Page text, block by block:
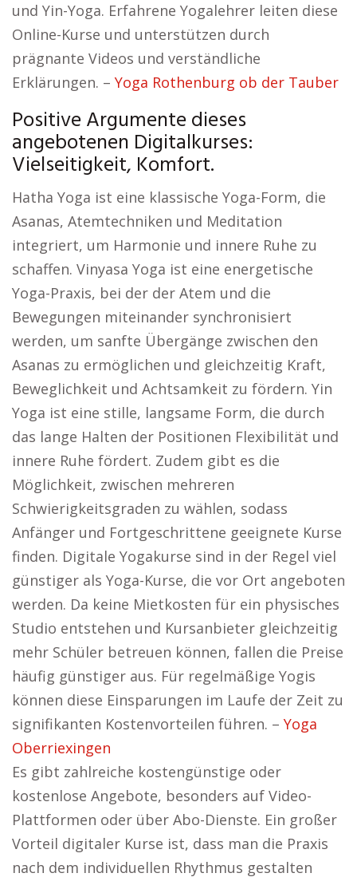
und Yin-Yoga. Erfahrene Yogalehrer leiten diese
Online-Kurse und unterstützen durch
prägnante Videos und verständliche
Erklärungen. – Yoga Rothenburg ob der Tauber
Positive Argumente dieses
angebotenen Digitalkurses:
Vielseitigkeit, Komfort.
Hatha Yoga ist eine klassische Yoga-Form, die
Asanas, Atemtechniken und Meditation
integriert, um Harmonie und innere Ruhe zu
schaffen. Vinyasa Yoga ist eine energetische
Yoga-Praxis, bei der der Atem und die
Bewegungen miteinander synchronisiert
werden, um sanfte Übergänge zwischen den
Asanas zu ermöglichen und gleichzeitig Kraft,
Beweglichkeit und Achtsamkeit zu fördern. Yin
Yoga ist eine stille, langsame Form, die durch
das lange Halten der Positionen Flexibilität und
innere Ruhe fördert. Zudem gibt es die
Möglichkeit, zwischen mehreren
Schwierigkeitsgraden zu wählen, sodass
Anfänger und Fortgeschrittene geeignete Kurse
finden. Digitale Yogakurse sind in der Regel viel
günstiger als Yoga-Kurse, die vor Ort angeboten
werden. Da keine Mietkosten für ein physisches
Studio entstehen und Kursanbieter gleichzeitig
mehr Schüler betreuen können, fallen die Preise
häufig günstiger aus. Für regelmäßige Yogis
können diese Einsparungen im Laufe der Zeit zu
signifikanten Kostenvorteilen führen. – Yoga
Oberriexingen
Es gibt zahlreiche kostengünstige oder
kostenlose Angebote, besonders auf Video-
Plattformen oder über Abo-Dienste. Ein großer
Vorteil digitaler Kurse ist, dass man die Praxis
nach dem individuellen Rhythmus gestalten